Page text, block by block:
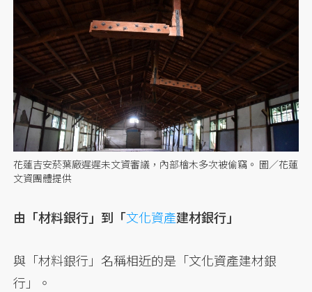
花蓮吉安菸葉廠遲遲未文資審議，內部檜木多次被偷竊。 圖／花蓮
文資團體提供
由「材料銀行」到「文化資產建材銀行」
與「材料銀行」名稱相近的是「文化資產建材銀
行」。